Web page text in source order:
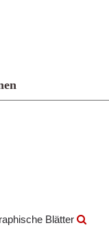
Blätter